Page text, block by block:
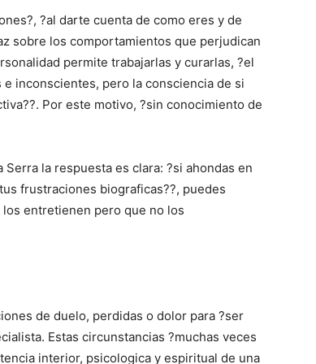
?al darte cuenta de como eres y de
sobre los comportamientos que perjudican
permite trabajarlas y curarlas, ?el
inconscientes, pero la consciencia de si
Por este motivo, ?sin conocimiento de
la respuesta es clara: ?si ahondas en
frustraciones biograficas??, puedes
entretienen pero que no los
de duelo, perdidas o dolor para ?ser
Estas circunstancias ?muchas veces
interior, psicologica y espiritual de una